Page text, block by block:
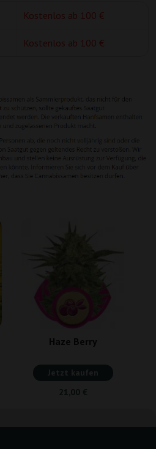
Kostenlos ab 100 €
Kostenlos ab 100 €
Haze Berry
Jetzt kaufen
21,00 €